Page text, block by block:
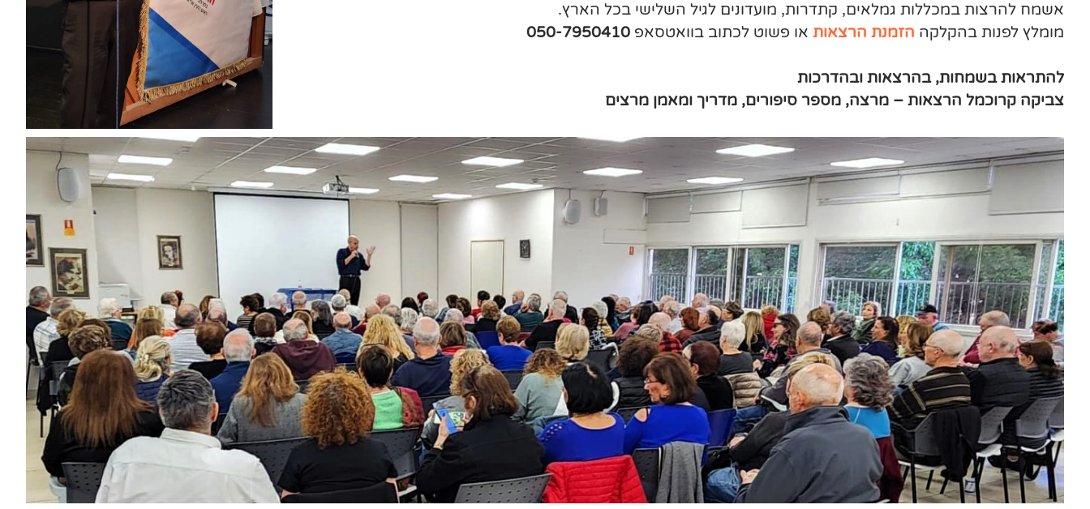
אשמח להרצות במכללות גמלאים, קתדרות, מועדונים לגיל השלישי בכל הארץ.
מומלץ לפנות בהקלקה הזמנת הרצאות או פשוט לכתוב בוואטסאפ 050-7950410
להתראות בשמחות, בהרצאות ובהדרכות
צביקה קרוכמל הרצאות – מרצה, מספר סיפורים, מדריך ומאמן מרצים